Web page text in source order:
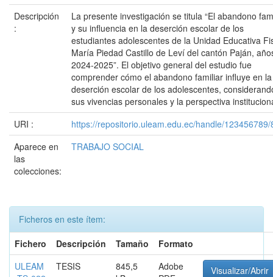
Descripción
:
La presente investigación se titula “El abandono
y su influencia en la deserción escolar de los
estudiantes adolescentes de la Unidad Educativa
María Piedad Castillo de Leví del cantón Paján,
2024-2025”. El objetivo general del estudio fue
comprender cómo el abandono familiar influye en la
deserción escolar de los adolescentes,
sus vivencias personales y la perspectiva
URI :
https://repositorio.uleam.edu.ec/handle/123456789/
Aparece en
las
colecciones:
TRABAJO SOCIAL
Ficheros en este ítem:
Fichero
Descripción Tamaño
Formato
ULEAM
TESIS
845,5
Adobe
Visualizar/Abrir